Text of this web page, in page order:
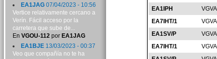
EA1IPH
EA7IHT/1
EA1SV/P
EA7IHT/1
EA1JAG07/04/2023 - 10:56
Vertice relativamente cercano a
Verín. Fácil acceso por la
carretera que sube de...
En VGOU-112por EA1JAG
EA1BJE13/03/2023 - 00:37
Veo que compañía no te ha